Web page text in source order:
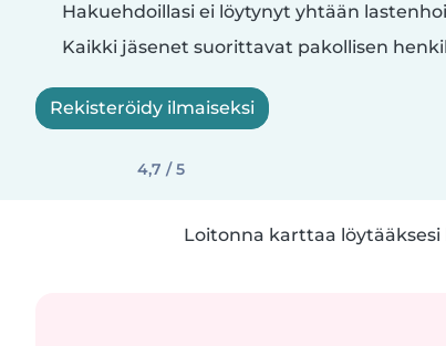
Hakuehdoillasi ei löytynyt yhtään
Kaikki jäsenet suorittavat pakollisen
Rekisteröidy ilmaiseksi
4,7 / 5
Loitonna karttaa löytääksesi